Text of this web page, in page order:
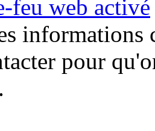
feu web activé
informations
pour